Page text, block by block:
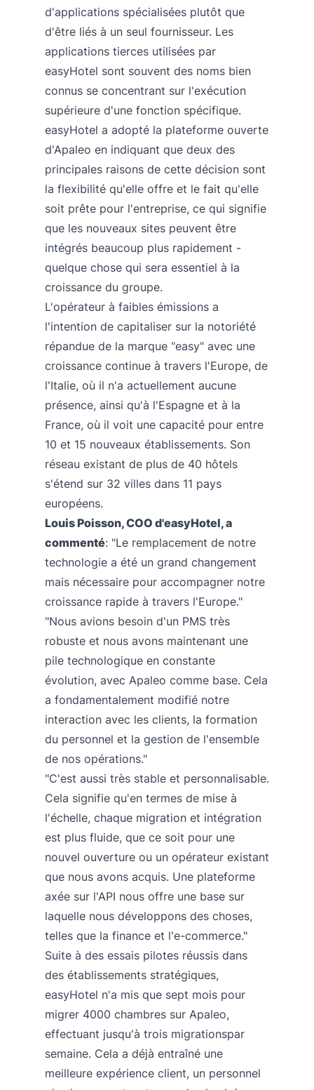
d'applications spécialisées plutôt que
d'être liés à un seul fournisseur. Les
applications tierces utilisées par
easyHotel sont souvent des noms bien
connus se concentrant sur l'exécution
supérieure d'une fonction spécifique.
easyHotel a adopté la plateforme ouverte
d'Apaleo en indiquant que deux des
principales raisons de cette décision sont
la flexibilité qu'elle offre et le fait qu'elle
soit prête pour l'entreprise, ce qui signifie
que les nouveaux sites peuvent être
intégrés beaucoup plus rapidement -
quelque chose qui sera essentiel à la
croissance du groupe.
L'opérateur à faibles émissions a
l'intention de capitaliser sur la notoriété
répandue de la marque "easy" avec une
croissance continue à travers l'Europe, de
l'Italie, où il n'a actuellement aucune
présence, ainsi qu'à l'Espagne et à la
France, où il voit une capacité pour entre
10 et 15 nouveaux établissements. Son
réseau existant de plus de 40 hôtels
s'étend sur 32 villes dans 11 pays
européens.
Louis Poisson, COO d'easyHotel, a
commenté: "Le remplacement de notre
technologie a été un grand changement
mais nécessaire pour accompagner notre
croissance rapide à travers l'Europe."
"Nous avions besoin d'un PMS très
robuste et nous avons maintenant une
pile technologique en constante
évolution, avec Apaleo comme base. Cela
a fondamentalement modifié notre
interaction avec les clients, la formation
du personnel et la gestion de l'ensemble
de nos opérations."
"C'est aussi très stable et personnalisable.
Cela signifie qu'en termes de mise à
l'échelle, chaque migration et intégration
est plus fluide, que ce soit pour une
nouvel ouverture ou un opérateur existant
que nous avons acquis. Une plateforme
axée sur l'API nous offre une base sur
laquelle nous développons des choses,
telles que la finance et l'e-commerce."
Suite à des essais pilotes réussis dans
des établissements stratégiques,
easyHotel n'a mis que sept mois pour
migrer 4000 chambres sur Apaleo,
effectuant jusqu'à trois migrationspar
semaine. Cela a déjà entraîné une
meilleure expérience client, un personnel